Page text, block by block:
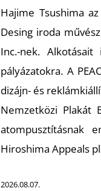
Hajime Tsushima
Desing iroda
Inc.-nek.
pályázatokra. A
dizájn- és
Nemzetközi Plakát
atompusztításnak
Hiroshima Appeals
2026.08.07.